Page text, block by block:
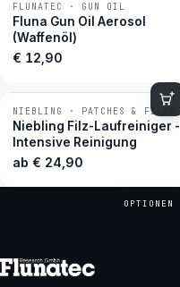
BESTSELLER
FLUNATEC · GUN OIL
Fluna Gun Oil Aerosol
(Waffenöl)
€ 12,90
NIEBLING · PATCHES & FILZE
Niebling Filz-Laufreiniger -
Intensive Reinigung
ab € 24,90
OPTIONEN